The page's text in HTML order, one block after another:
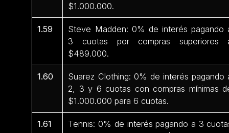
$1.000.000.
1.59
Steve Madden: 0% de interés pagando
3 cuotas por compras superiores
$489.000.
1.60
Suarez Clothing: 0% de interés pagando
2, 3 y 6 cuotas con compras mínimas
$1.000.000 para 6 cuotas.
1.61
Tennis: 0% de interés pagando a 3